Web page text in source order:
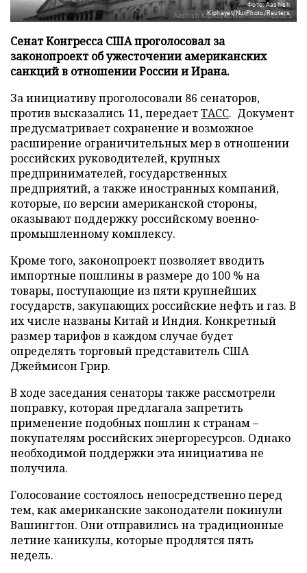
Фото: Aashish
Kiphayet/NurPhoto/Reuters
Сенат Конгресса США проголосовал за
законопроект об ужесточении американских
санкций в отношении России и Ирана.
За инициативу проголосовали 86 сенаторов,
против высказались 11, передаетТАСС. Документ
предусматривает сохранение и возможное
расширение ограничительных мер в отношении
российских руководителей, крупных
предпринимателей, государственных
предприятий, а также иностранных компаний,
которые, по версии американской стороны,
оказывают поддержку российскому военно-
промышленному комплексу.
Кроме того, законопроект позволяет вводить
импортные пошлины в размере до 100 % на
товары, поступающие из пяти крупнейших
государств, закупающих российские нефть и газ. В
их числе названы Китай и Индия. Конкретный
размер тарифов в каждом случае будет
определять торговый представитель США
Джеймисон Грир.
В ходе заседания сенаторы также рассмотрели
поправку, которая предлагала запретить
применение подобных пошлин к странам –
покупателям российских энергоресурсов. Однако
необходимой поддержки эта инициатива не
получила.
Голосование состоялось непосредственно перед
тем, как американские законодатели покинули
Вашингтон. Они отправились на традиционные
летние каникулы, которые продлятся пять
недель.